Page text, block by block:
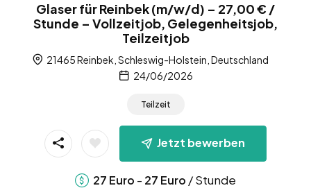
Glaser für Reinbek (m/w/d) – 27,00 € /
Stunde – Vollzeitjob, Gelegenheitsjob,
Teilzeitjob
21465 Reinbek, Schleswig-Holstein, Deutschland
24/06/2026
Teilzeit
Jetzt bewerben
27 Euro - 27 Euro / Stunde